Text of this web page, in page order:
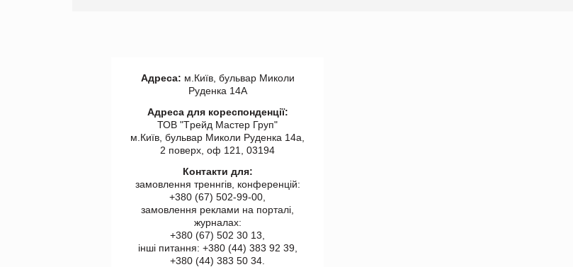
Адреса: м.Київ, бульвар Миколи
Руденка 14А
Адреса для кореспонденції:
ТОВ "Tрейд Мастер Груп"
м.Київ, бульвар Миколи Руденка 14а,
2 поверх, оф 121, 03194
Контакти для:
замовлення треннгів, конференцій:
+380 (67) 502-99-00,
замовлення реклами на порталі,
журналах:
+380 (67) 502 30 13,
інші питання: +380 (44) 383 92 39,
+380 (44) 383 50 34.